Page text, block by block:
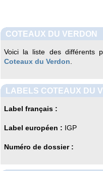
COTEAUX DU VERDON
Voici la liste des différents
Coteaux du Verdon
LABELS COTEAUX DU
Label français :
Label européen : IGP
Numéro de dossier :